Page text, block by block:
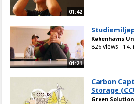
01:42
01:21
Københavns
826 views 14.
Carbon
Storage
Green